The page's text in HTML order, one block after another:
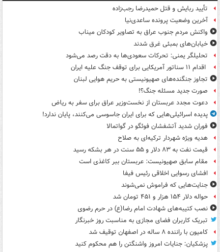
تأیید ربایش و قتل حمیدرضا رجب‌زاده
آخرین وضعیت پرونده ساعدی‌نیا
واکنش مردم جنوب عراق به تصاویر کودکان میناب
خیابان‌های بمبئی غرق شدند
تحلیلگر یمنی: تحرکات سعودی‌ها به دقت رصد می‌شود
اقدام ۱۱ سناتور آمریکایی برای توقف جنگ علیه ایران
تجاوز جنگنده‌های صهیونیستی به حریم هوایی لبنان
صورت جدید مسئله جنگ؟!
دعوت مجدد عربستان از نخست‌وزیر عراق برای سفر به ریاض
پدیده اسرائیلی‌هایی که برای ایران جاسوسی می‌کنند، پایان ندارد!
فوران شدید آتشفشان فوئگو در گواتمالا
هدیه ویژه شهردار ترکیه‌ای به صلاح
قیمت نفت به ۸۳ دلار و ۵۵ سنت در هر بشکه رسید
مقام سابق صهیونیست: عربستان ببر کاغذی است
افشای رسوایی اخلاقی رئیس فیفا
جنایت‌هایی که فراموش نمی‌شوند
حواله دلار ۱۵۴ هزار و ۴۵۱ تومان شد
نصب کتیبه‌های شهادت امام رضا(ع) در حرم رضوی
تبریک کاربران فضای مجازی به مناسبت روز خبرنگار
کامیون با راننده ۸ ساله در اصفهان توقیف شد
پزشکیان: جنایات امروز واشنگتن را هم محکوم کنید